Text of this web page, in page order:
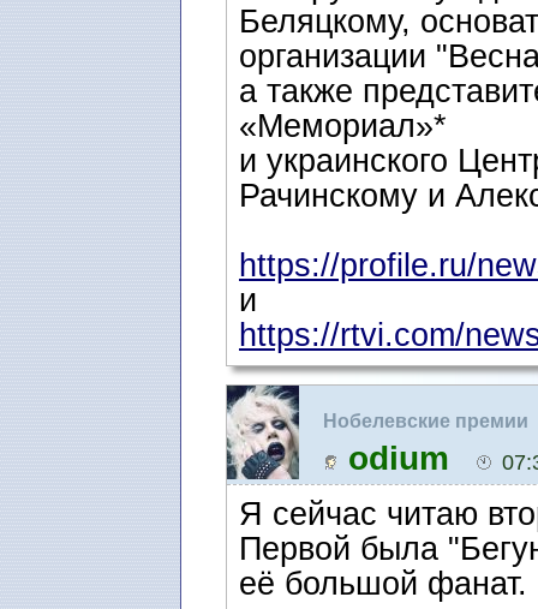
Беляцкому,
организации
а также
«Мемориал»*
и украинского
Рачинскому и
https://profile.ru/
и
https://rtvi.com/
Нобелевские премии
odium
Я сейчас читаю
Первой была
её большой фанат.